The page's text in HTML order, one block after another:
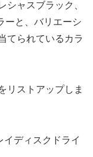
シャスブラック、
ーと、バリエーシ
てられているカラ
リストアップしま
ディスクドライ